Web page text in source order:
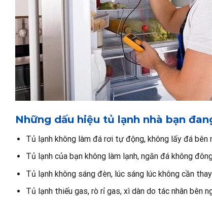
Những dấu hiệu tủ lạnh nhà bạn
Tủ lạnh không làm đá rơi tự động, không lấy đá bên
Tủ lạnh của bạn không làm lạnh, ngăn đá không
Tủ lạnh không sáng đèn, lúc sáng lúc không cần
Tủ lạnh thiếu gas, rò rỉ gas, xì dàn do tác nhân bên